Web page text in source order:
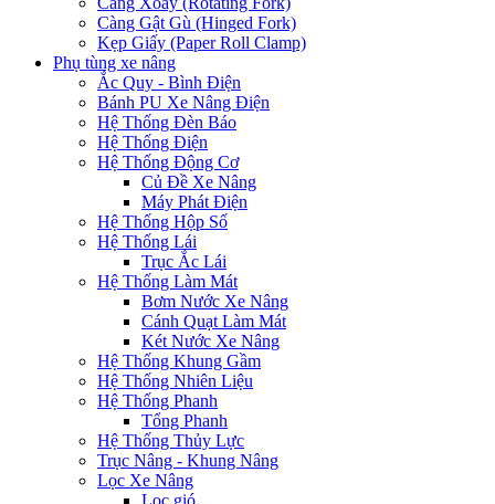
Càng Gật Gù (Hinged Fork)
Kẹp Giấy (Paper Roll Clamp)
Phụ tùng xe nâng
Ắc Quy - Bình Điện
Bánh PU Xe Nâng Điện
Hệ Thống Đèn Báo
Hệ Thống Điện
Hệ Thống Động Cơ
Củ Đề Xe Nâng
Máy Phát Điện
Hệ Thống Hộp Số
Hệ Thống Lái
Trục Ắc Lái
Hệ Thống Làm Mát
Bơm Nước Xe Nâng
Cánh Quạt Làm Mát
Két Nước Xe Nâng
Hệ Thống Khung Gầm
Hệ Thống Nhiên Liệu
Hệ Thống Phanh
Tổng Phanh
Hệ Thống Thủy Lực
Trục Nâng - Khung Nâng
Lọc Xe Nâng
Lọc gió